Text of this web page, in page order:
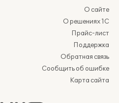
О сайте
О решениях 1С
Прайс-лист
Поддержка
Обратная связь
Сообщить об ошибке
Карта сайта